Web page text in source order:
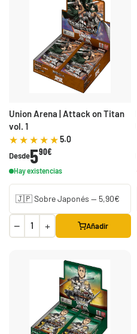
Union Arena | Attack on Titan
vol. 1
5.0
Desde590€
Hay existencias
− + Añadir